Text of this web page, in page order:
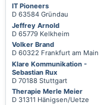
IT Pioneers
D 63584 Gründau
Jeffrey Arnold
D 65779 Kelkheim
Volker Brand
D 60322 Frankfurt am Main
Klare Kommunikation -
Sebastian Rux
D 70188 Stuttgart
Therapie Merle Meier
D 31311 Hänigsen/Uetze